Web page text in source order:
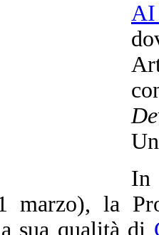
In
marzo), la
sua qualità di